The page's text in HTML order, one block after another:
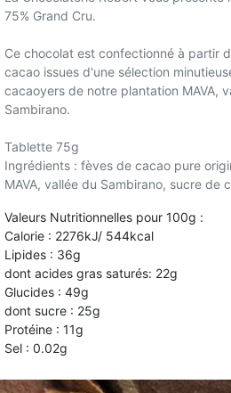
75% Grand Cru.
Ce chocolat est confectionné à partir
cacao issues d'une sélection
cacaoyers de notre plantation MAVA,
Sambirano.
Tablette 75g
Ingrédients : fèves de cacao pure
MAVA, vallée du Sambirano, sucre de
Valeurs Nutritionnelles pour 100g :
Calorie : 2276kJ/ 544kcal
Lipides : 36g
dont acides gras saturés: 22g
Glucides : 49g
dont sucre : 25g
Protéine : 11g
Sel : 0.02g